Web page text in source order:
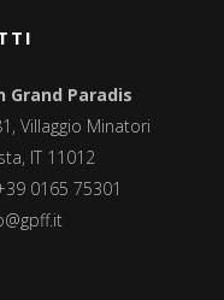
Grand Paradis
Villaggio Minatori
IT 11012
0165 75301